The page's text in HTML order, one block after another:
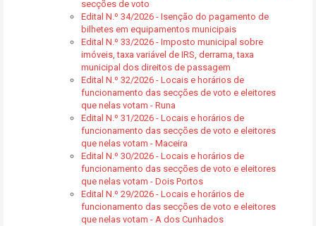
secções de voto
Edital N.º 34/2026 - Isenção do pagamento de
bilhetes em equipamentos municipais
Edital N.º 33/2026 - Imposto municipal sobre
imóveis, taxa variável de IRS, derrama, taxa
municipal dos direitos de passagem
Edital N.º 32/2026 - Locais e horários de
funcionamento das secções de voto e eleitores
que nelas votam - Runa
Edital N.º 31/2026 - Locais e horários de
funcionamento das secções de voto e eleitores
que nelas votam - Maceira
Edital N.º 30/2026 - Locais e horários de
funcionamento das secções de voto e eleitores
que nelas votam - Dois Portos
Edital N.º 29/2026 - Locais e horários de
funcionamento das secções de voto e eleitores
que nelas votam - A dos Cunhados